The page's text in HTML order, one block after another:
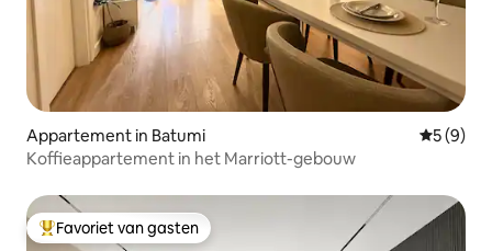
Appartement in Batumi
5 (9)
Koffieappartement in het Marriott-gebouw
Topfavoriet van gasten
Favoriet van gasten